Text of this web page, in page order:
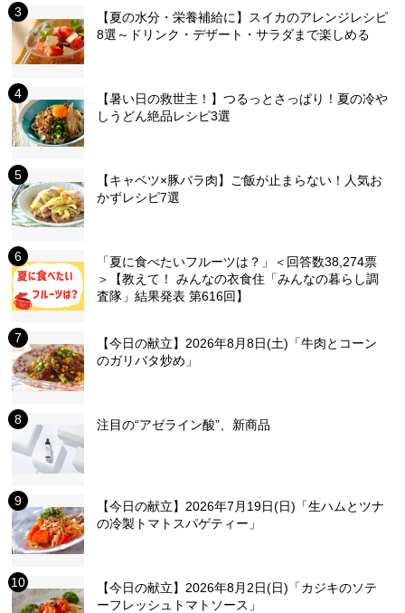
【夏の水分・栄養補給に】スイカのアレンジレシピ
8選～ドリンク・デザート・サラダまで楽しめる
【暑い日の救世主！】つるっとさっぱり！夏の冷や
しうどん絶品レシピ3選
【キャベツ×豚バラ肉】ご飯が止まらない！人気お
かずレシピ7選
「夏に食べたいフルーツは？」＜回答数38,274票
＞【教えて！ みんなの衣食住「みんなの暮らし調
査隊」結果発表 第616回】
【今日の献立】2026年8月8日(土)「牛肉とコーン
のガリバタ炒め」
注目の“アゼライン酸”、新商品
【今日の献立】2026年7月19日(日)「生ハムとツナ
の冷製トマトスパゲティー」
【今日の献立】2026年8月2日(日)「カジキのソテ
ーフレッシュトマトソース」